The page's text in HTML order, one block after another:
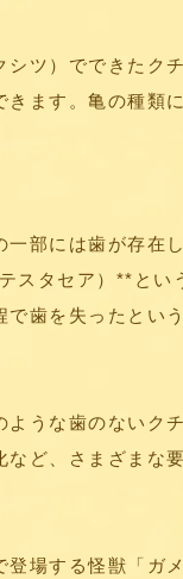
ツ）でできたク
ます。亀の種類
一部には歯が存
タセア）**とい
歯を失ったとい
うな歯のないク
ど、さまざまな
場する怪獣「ガ